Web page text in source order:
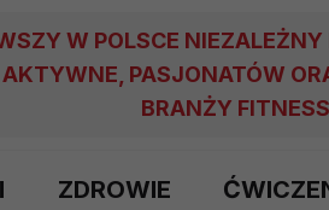
W POLSCE
PASJONATÓW
BRANŻY FITNESS
ZDROWIE